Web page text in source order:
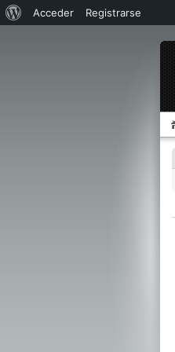
Acerca
Acceder Registrarse